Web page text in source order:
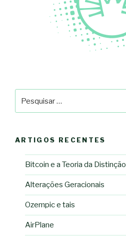
ARTIGOS RECENTES
Bitcoin e a Teoria da Distinção
Alterações Geracionais
Ozempic e tais
AirPlane